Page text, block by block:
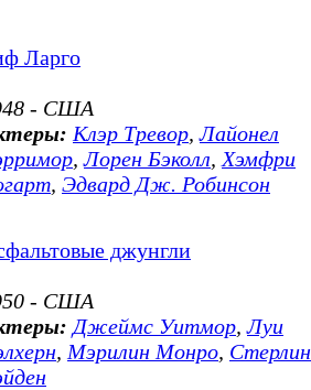
Ларго
- США
Клэр Тревор,Лайонел
,Лорен Бэколл, Хэмфри
, Эдвард Дж. Робинсон
джунгли
- США
Джеймс Уитмор,Луи
, Мэрилин Монро,